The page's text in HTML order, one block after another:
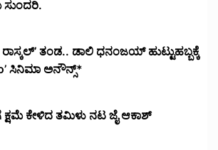
ಸುಂದರಿ.
ತಂಡ.. ಡಾಲಿ ಧನಂಜಯ್ ಹುಟ್ಟುಹಬ್ಬಕ್ಕೆ
ಸಿನಿಮಾ ಅನೌನ್ಸ್*
ಕೇಳಿದ ತಮಿಳು ನಟ ಜೈ ಆಕಾಶ್